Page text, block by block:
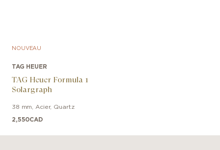
NOUVEAU
TAG HEUER
TAG Heuer Formula 1
Solargraph
38 mm Acier, Quartz
2,550CAD